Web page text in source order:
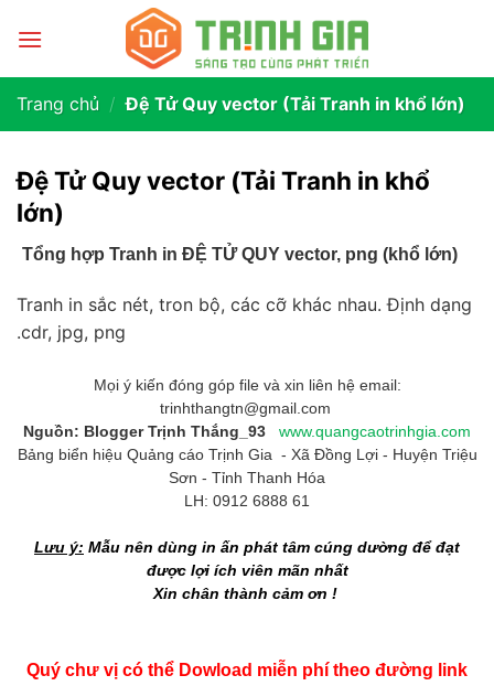
Trang chủ / Đệ Tử Quy vector (Tải Tranh in khổ lớn)
Đệ Tử Quy vector (Tải Tranh in khổ
lớn)
Tổng hợp Tranh in ĐỆ TỬ QUY vector, png (khổ lớn)
Tranh in sắc nét, tron bộ, các cỡ khác nhau. Định dạng
.cdr, jpg, png
Mọi ý kiến đóng góp file và xin liên hệ email:
trinhthangtn@gmail.com
Nguồn: Blogger Trịnh Thắng_93 www.quangcaotrinhgia.com
Bảng biển hiệu Quảng cáo Trịnh Gia - Xã Đồng Lợi - Huyện Triệu
Sơn - Tỉnh Thanh Hóa
LH: 0912 6888 61
Lưu ý: Mẫu nên dùng in ấn phát tâm cúng dường để đạt
được lợi ích viên mãn nhất
Xin chân thành cảm ơn !
Quý chư vị có thể Dowload miễn phí theo đường link